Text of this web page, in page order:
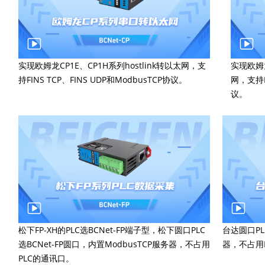
实现欧姆龙CP1E、CP1H系列hostlink转以太网，支
持FINS TCP、FINS UDP和ModbusTCP协议。
实现欧
网，支
议。
松下FP-XH的PLC选BCNet-FP端子型，松下圆口PLC
选BCNet-FP圆口，内置ModbusTCP服务器，不占用
PLC的通讯口。
台达圆口
器，不占